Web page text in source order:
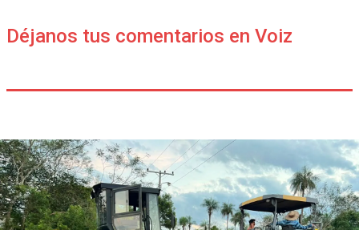
Déjanos tus comentarios en Voiz